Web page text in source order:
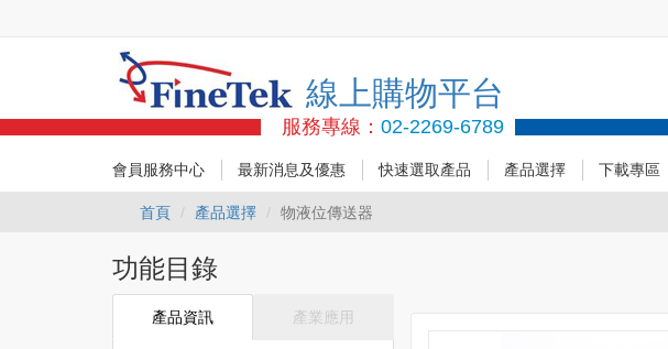
線上購物平台
服務專線： 02-2269-6789
會員服務中心 最新消息及優惠 快速選取產品 產品選擇 下載專區
首頁 產品選擇 物液位傳送器
功能目錄
產品資訊 產業應用